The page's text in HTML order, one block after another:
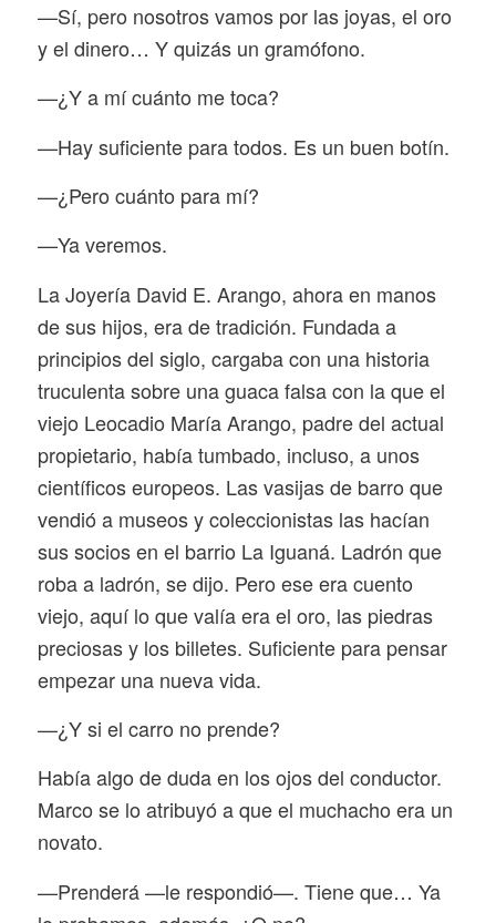
—Sí, pero nosotros vamos por las joyas, el oro
y el dinero… Y quizás un gramófono.
—¿Y a mí cuánto me toca?
—Hay suficiente para todos. Es un buen botín.
—¿Pero cuánto para mí?
—Ya veremos.
La Joyería David E. Arango, ahora en manos
de sus hijos, era de tradición. Fundada a
principios del siglo, cargaba con una historia
truculenta sobre una guaca falsa con la que el
viejo Leocadio María Arango, padre del actual
propietario, había tumbado, incluso, a unos
científicos europeos. Las vasijas de barro que
vendió a museos y coleccionistas las hacían
sus socios en el barrio La Iguaná. Ladrón que
roba a ladrón, se dijo. Pero ese era cuento
viejo, aquí lo que valía era el oro, las piedras
preciosas y los billetes. Suficiente para pensar
empezar una nueva vida.
—¿Y si el carro no prende?
Había algo de duda en los ojos del conductor.
Marco se lo atribuyó a que el muchacho era un
novato.
—Prenderá —le respondió—. Tiene que… Ya